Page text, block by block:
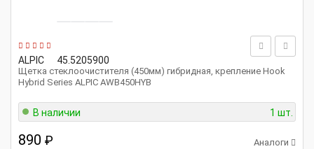
ALPIC 45.5205900
Щетка стеклоочистителя (450мм) гибридная, крепление Hook
Hybrid Series ALPIC AWB450HYB
В наличии 1 шт.
890 ₽ Аналоги